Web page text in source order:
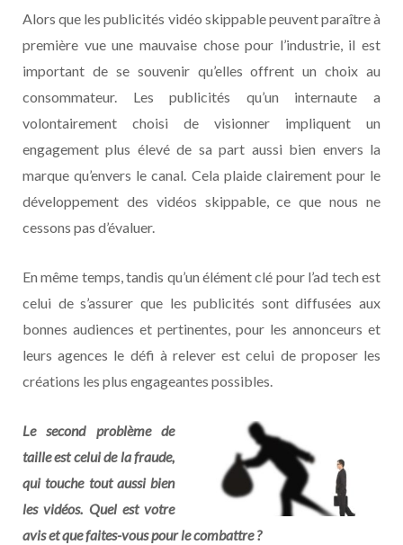
Alors que les publicités vidéo skippable peuvent paraître à
première vue une mauvaise chose pour l’industrie, il est
important de se souvenir qu’elles offrent un choix au
consommateur. Les publicités qu’un internaute a
volontairement choisi de visionner impliquent un
engagement plus élevé de sa part aussi bien envers la
marque qu’envers le canal. Cela plaide clairement pour le
développement des vidéos skippable, ce que nous ne
cessons pas d’évaluer.
En même temps, tandis qu’un élément clé pour l’ad tech est
celui de s’assurer que les publicités sont diffusées aux
bonnes audiences et pertinentes, pour les annonceurs et
leurs agences le défi à relever est celui de proposer les
créations les plus engageantes possibles.
Le second problème de
taille est celui de la fraude,
qui touche tout aussi bien
les vidéos. Quel est votre
avis et que faites-vous pour le combattre ?